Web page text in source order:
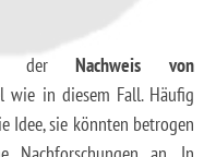
derNachweis von
wie in diesem Fall. Häufig
Idee, sie könnten betrogen